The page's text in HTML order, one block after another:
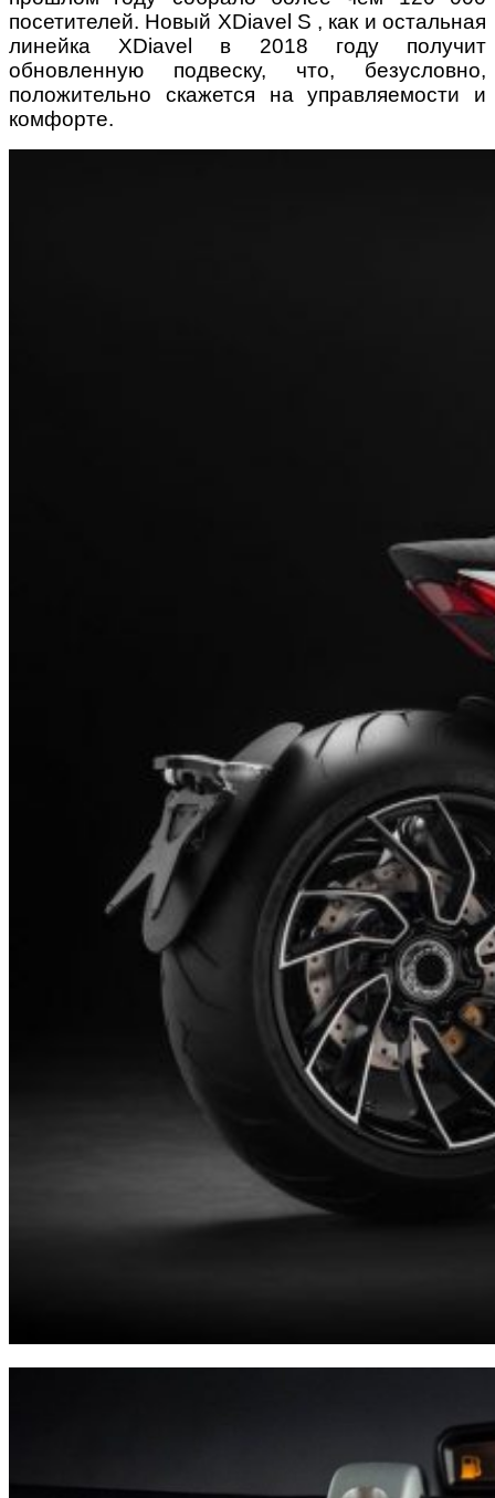
посетителей. Новый XDiavel S , как и остальная
линейка XDiavel в 2018 году получит
обновленную подвеску, что, безусловно,
положительно скажется на управляемости и
комфорте.